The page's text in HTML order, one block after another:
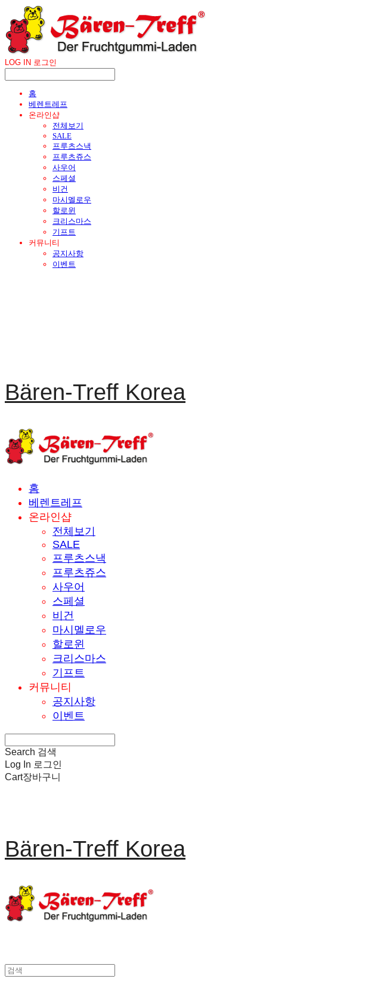
LOG IN 로그인
홈
베렌트레프
온라인샵
전체보기
SALE
프루츠스낵
프루츠쥬스
사우어
스페셜
비건
마시멜로우
할로윈
크리스마스
기프트
커뮤니티
공지사항
이벤트
Bären-Treff Korea
홈
베렌트레프
온라인샵
전체보기
SALE
프루츠스낵
프루츠쥬스
사우어
스페셜
비건
마시멜로우
할로윈
크리스마스
기프트
커뮤니티
공지사항
이벤트
Search 검색
Log In 로그인
Cart장바구니
Bären-Treff Korea